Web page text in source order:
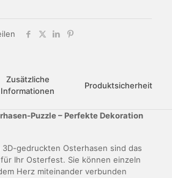
Zusätzliche
Informationen
Produktsicherheit
Puzzle – Perfekte Dekoration
gedruckten Osterhasen sind das
Ihr Osterfest. Sie können einzeln
Herz miteinander verbunden